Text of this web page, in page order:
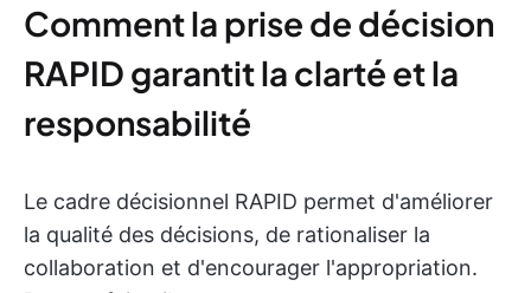
Comment la prise de décision
RAPID garantit la clarté et la
responsabilité
Le cadre décisionnel RAPID permet d'améliorer
la qualité des décisions, de rationaliser la
collaboration et d'encourager l'appropriation.